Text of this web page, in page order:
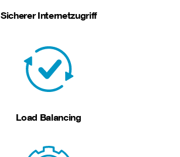
Sicherer Internetzugriff
Load Balancing